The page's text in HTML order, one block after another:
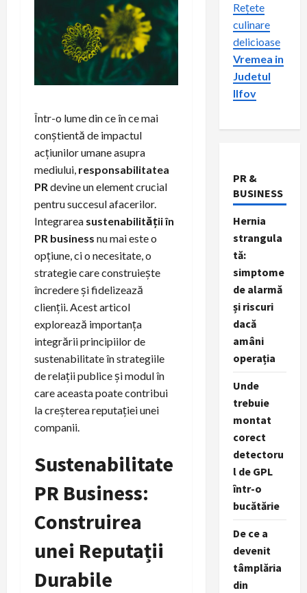
Într-o lume din ce în ce mai
conștientă de impactul
acțiunilor umane asupra
mediului, responsabilitatea
PR devine un element crucial
pentru succesul afacerilor.
Integrarea sustenabilității în
PR business nu mai este o
opțiune, ci o necesitate, o
strategie care construiește
încredere și fidelizează
clienții. Acest articol
explorează importanța
integrării principiilor de
sustenabilitate în strategiile
de relații publice și modul în
care aceasta poate contribui
la creșterea reputației unei
companii.
Sustenabilitate
PR Business:
Construirea
unei Reputații
Durabile
Rețete
culinare
delicioase
Vremea in
Judetul
Ilfov
PR &
BUSINESS
Hernia
strangula
tă:
simptome
de alarmă
și riscuri
dacă
amâni
operația
Unde
trebuie
montat
corect
detectoru
l de GPL
într-o
bucătărie
De ce a
devenit
tâmplăria
din